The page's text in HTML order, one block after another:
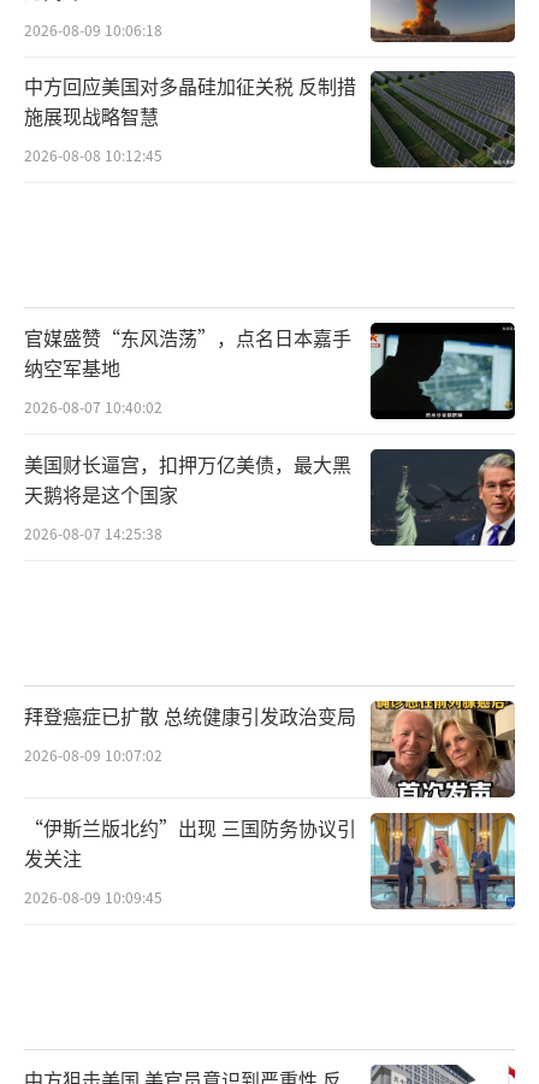
2026-08-09 10:06:18
中方回应美国对多晶硅加征关税 反制措
施展现战略智慧
2026-08-08 10:12:45
官媒盛赞“东风浩荡”，点名日本嘉手
纳空军基地
2026-08-07 10:40:02
美国财长逼宫，扣押万亿美债，最大黑
天鹅将是这个国家
2026-08-07 14:25:38
拜登癌症已扩散 总统健康引发政治变局
2026-08-09 10:07:02
“伊斯兰版北约”出现 三国防务协议引
发关注
2026-08-09 10:09:45